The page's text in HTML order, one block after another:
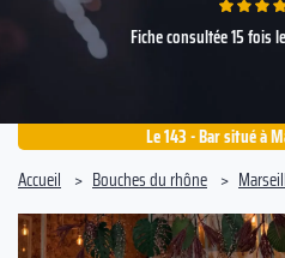
Fiche consultée 15 fois
Le 143 - Bar situé à
Accueil
Bouches du rhône